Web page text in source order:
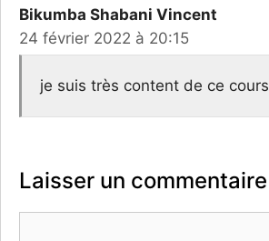
Bikumba Shabani Vincent
24 février 2022 à 20:15
je suis très content de ce cours
Laisser un commentaire